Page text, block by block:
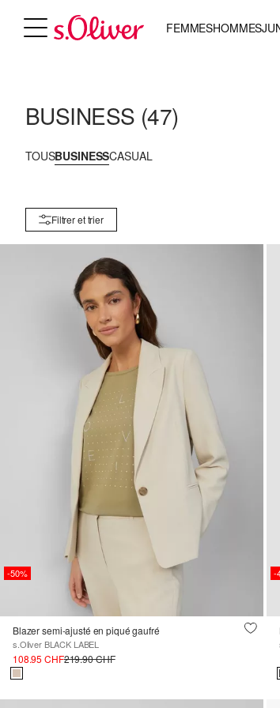
FEMMESHOMMES
BUSINESS (47)
TOUSBUSINESSCASUAL
Filtrer et trier
-50%
Blazer semi-ajusté en piqué gaufré
s.Oliver BLACK LABEL
108.95 CHF219.90 CHF
-